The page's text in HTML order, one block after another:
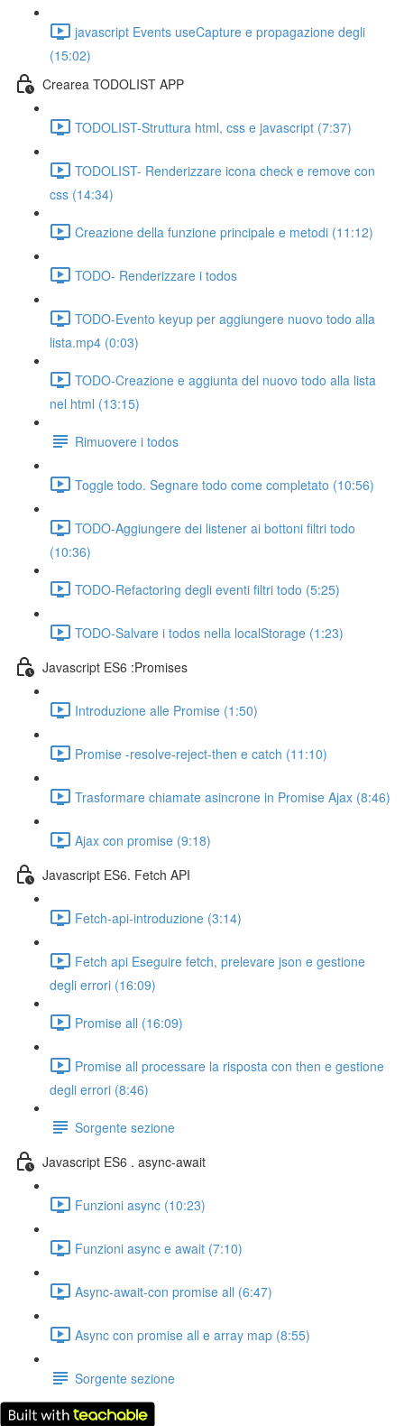
javascript Events useCapture e propagazione degli
(15:02)
Crearea TODOLIST APP
TODOLIST-Struttura html, css e javascript (7:37)
TODOLIST- Renderizzare icona check e remove con
css (14:34)
Creazione della funzione principale e metodi (11:12)
TODO- Renderizzare i todos
TODO-Evento keyup per aggiungere nuovo todo alla
lista.mp4 (0:03)
TODO-Creazione e aggiunta del nuovo todo alla lista
nel html (13:15)
Rimuovere i todos
Toggle todo. Segnare todo come completato (10:56)
TODO-Aggiungere dei listener ai bottoni filtri todo
(10:36)
TODO-Refactoring degli eventi filtri todo (5:25)
TODO-Salvare i todos nella localStorage (1:23)
Javascript ES6 :Promises
Introduzione alle Promise (1:50)
Promise -resolve-reject-then e catch (11:10)
Trasformare chiamate asincrone in Promise Ajax (8:46)
Ajax con promise (9:18)
Javascript ES6. Fetch API
Fetch-api-introduzione (3:14)
Fetch api Eseguire fetch, prelevare json e gestione
degli errori (16:09)
Promise all (16:09)
Promise all processare la risposta con then e gestione
degli errori (8:46)
Sorgente sezione
Javascript ES6 . async-await
Funzioni async (10:23)
Funzioni async e await (7:10)
Async-await-con promise all (6:47)
Async con promise all e array map (8:55)
Sorgente sezione